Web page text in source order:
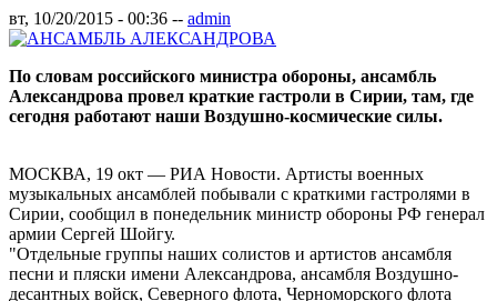
вт, 10/20/2015 - 00:36 -- admin
По словам российского министра обороны, ансамбль
Александрова провел краткие гастроли в Сирии, там, где
сегодня работают наши Воздушно-космические силы.
МОСКВА, 19 окт — РИА Новости. Артисты военных
музыкальных ансамблей побывали с краткими гастролями в
Сирии, сообщил в понедельник министр обороны РФ генерал
армии Сергей Шойгу.
"Отдельные группы наших солистов и артистов ансамбля
песни и пляски имени Александрова, ансамбля Воздушно-
десантных войск, Северного флота, Черноморского флота